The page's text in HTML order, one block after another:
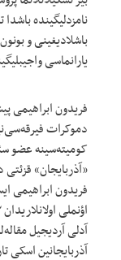
نامزدلیگینده باشدا
باشلادیغینی و
یارانماسی
فریدون ابراهیمی
دموکرات
کومیته‌سینه عضو
«آذربایجان» قزئتی
فریدون ابراهیمی
آدلی آردیجیل
آذربایجانین اسکی